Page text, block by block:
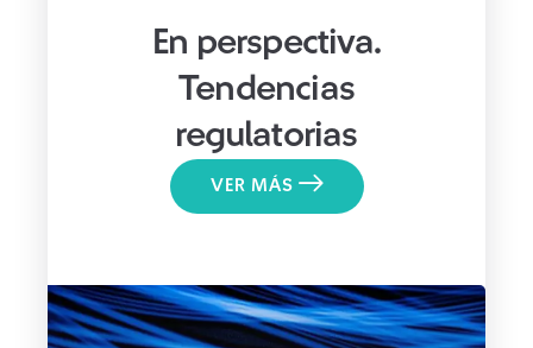
En perspectiva.
Tendencias
regulatorias
VER MÁS